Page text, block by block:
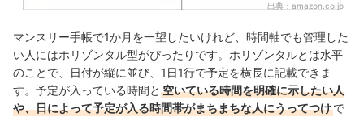
出典： amazon.co.jp
マンスリー手帳で1か月を一望したいけれど、時間軸でも管理した
い人にはホリゾンタル型がぴったりです。ホリゾンタルとは水平
のことで、日付が縦に並び、1日1行で予定を横長に記載できま
す。予定が入っている時間と 空いている時間を明確に示したい人
や、日によって予定が入る時間帯がまちまちな人にうってつけで